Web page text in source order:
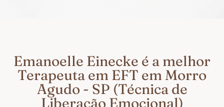
Emanoelle Einecke é a melhor
Terapeuta em EFT em Morro
Agudo - SP (Técnica de
Liberação Emocional)